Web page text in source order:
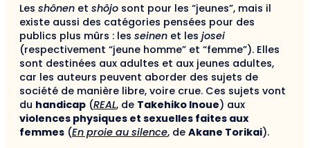
Les shônen et shôjo sont pour les “jeunes”, mais il
existe aussi des catégories pensées pour des
publics plus mûrs : les seinen et les josei
(respectivement “jeune homme” et “femme”). Elles
sont destinées aux adultes et aux jeunes adultes,
car les auteurs peuvent aborder des sujets de
société de manière libre, voire crue. Ces sujets vont
du handicap (REAL, de Takehiko Inoue) aux
violences physiques et sexuelles faites aux
femmes (En proie au silence, de Akane Torikai).